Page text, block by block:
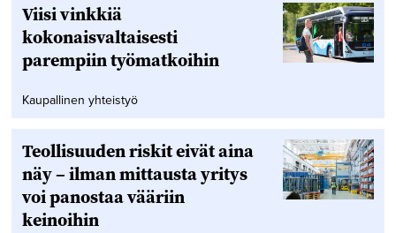
Viisi vinkkiä
kokonaisvaltaisesti
parempiin työmatkoihin
Kaupallinen yhteistyö
Teollisuuden riskit eivät aina
näy – ilman mittausta yritys
voi panostaa vääriin
keinoihin